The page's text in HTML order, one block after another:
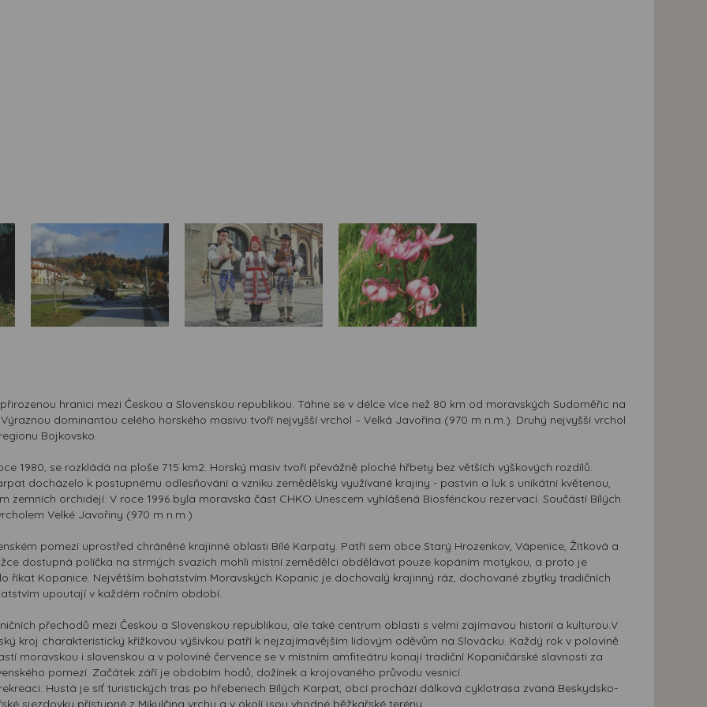
hranici mezi Českou a Slovenskou republikou. Táhne se v délce více než 80 km od moravských Sudoměřic na
dominantou celého horského masivu tvoří nejvyšší vrchol – Velká Javořina (970 m n.m.). Druhý nejvyšší vrchol
Bojkovsko.
1980, se rozkládá na ploše 715 km2. Horský masiv tvoří převážně ploché hřbety bez větších výškových rozdílů.
docházelo k postupnému odlesňování a vzniku zemědělsky využívané krajiny - pastvin a luk s unikátní květenou,
orchidejí. V roce 1996 byla moravská část CHKO Unescem vyhlášená Biosférickou rezervací. Součástí Bílých
Velké Javořiny (970 m n.m.).
pomezí uprostřed chráněné krajinné oblasti Bílé Karpaty. Patří sem obce Starý Hrozenkov, Vápenice, Žítková a
dostupná políčka na strmých svazích mohli místní zemědělci obdělávat pouze kopáním motykou, a proto je
říkat Kopanice. Největším bohatstvím Moravských Kopanic je dochovalý krajinný ráz, dochované zbytky tradičních
upoutají v každém ročním období.
přechodů mezi Českou a Slovenskou republikou, ale také centrum oblasti s velmi zajímavou historií a kulturou.V
kroj charakteristický křížkovou výšivkou patří k nejzajímavějším lidovým oděvům na Slovácku. Každý rok v polovině
moravskou i slovenskou a v polovině července se v místním amfiteátru konají tradiční Kopaničárské slavnosti za
pomezí. Začátek září je obdobím hodů, dožínek a krojovaného průvodu vesnicí.
Hustá je síť turistických tras po hřebenech Bílých Karpat, obcí prochází dálková cyklotrasa zvaná Beskydsko-
sjezdovky přístupné z Mikulčina vrchu a v okolí jsou vhodné běžkařské terény.